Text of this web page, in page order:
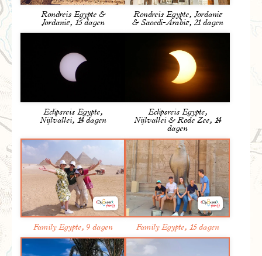
stad en wordt vooral gekenmerkt door moderne
wolkenkrabbers, neonlichten en brede boulevards. Hier
vind je het Tahrirplein, dat ongewild ‘beroemd’ werd
tijdens de Egyptische Revolutie in 2011. Genoeg te zien
dus om de laatste dagen van de reis mooi af te sluiten.
De volgende dag nemen wij afscheid van Egypte en
vliegen we weer terug naar Amsterdam.
Op weg met Djoser
Bij onze reizen is geen sprake van een strak gepland
reisschema. De reisdagen staan natuurlijk vast, maar
ter plaatse wordt het programma in overleg tussen de
groep en de reisbegeleiding ingevuld. De reisbegeleiding
biedt de meeste dagen wel een programma aan, maar je
bent zeker niet verplicht hieraan deel te nemen. Bij alle
excursies zijn entreegelden dan ook exclusief zodat je
zelf kan bepalen of je mee naar binnen wilt. Wie er liever
zelf op uitgaat heeft daartoe alle vrijheid. Op die manier
leer je Egypte immers het beste kennen. Gemiddeld
bestaan de groepen uit 16 deelnemers. De maximale
groepsgrootte voor deze reis is 22 personen.
Rondreis Egypte &
Jordanië, 15 dagen
Rondreis Egypte, Jordanië
& Saoedi-Arabië, 21 dagen
Eclipsreis Egypte,
Nijlvallei, 14 dagen
Eclipsreis Egypte,
Nijlvallei & Rode Zee, 14
dagen
Family Egypte, 9 dagen Family Egypte, 15 dagen